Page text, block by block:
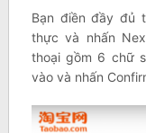
Bạn điền đầy đủ
thực và nhấn
thoại gồm 6 chữ
vào và nhấn